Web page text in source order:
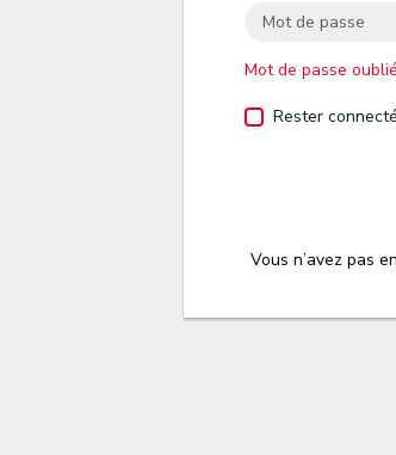
Mot de passe oublié
Rester connecté
Vous n’avez pas